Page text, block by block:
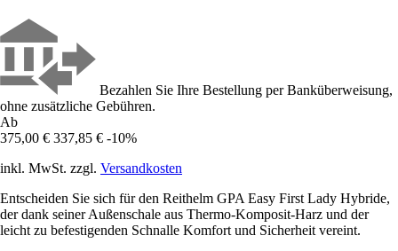
Bezahlen Sie Ihre Bestellung per Banküberweisung,
ohne zusätzliche Gebühren.
Ab
375,00 € 337,85 € -10%
inkl. MwSt. zzgl. Versandkosten
Entscheiden Sie sich für den Reithelm GPA Easy First Lady Hybride,
der dank seiner Außenschale aus Thermo-Komposit-Harz und der
leicht zu befestigenden Schnalle Komfort und Sicherheit vereint.